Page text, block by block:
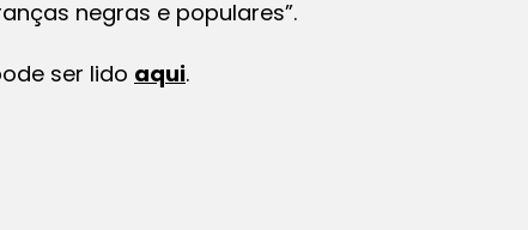
negras e populares”.
ser lido aqui.